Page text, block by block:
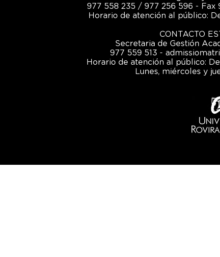
977 558 235 / 977 256 596 - Fax
Horario de atención al público:
CONTACTO
Secretaria de Gestión
977 559 513 -
Horario de atención al público:
Lunes, miércoles y